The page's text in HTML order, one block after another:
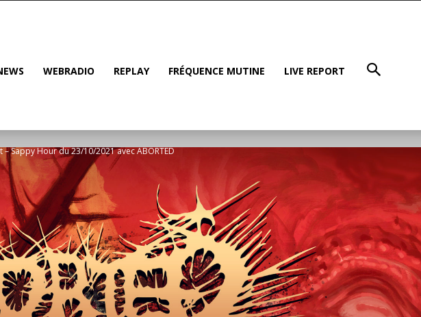
WEBRADIO REPLAY FRÉQUENCE MUTINE LIVE REPORT
– Sappy Hour du 23/10/2021 avec ABORTED